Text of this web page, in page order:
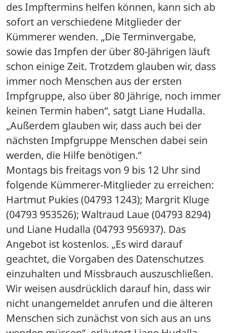
des Impftermins helfen können, kann sich ab
sofort an verschiedene Mitglieder der
Kümmerer wenden. „Die Terminvergabe,
sowie das Impfen der über 80-Jährigen läuft
schon einige Zeit. Trotzdem glauben wir, dass
immer noch Menschen aus der ersten
Impfgruppe, also über 80 Jährige, noch immer
keinen Termin haben“, satgt Liane Hudalla.
„Außerdem glauben wir, dass auch bei der
nächsten Impfgruppe Menschen dabei sein
werden, die Hilfe benötigen.“
Montags bis freitags von 9 bis 12 Uhr sind
folgende Kümmerer-Mitglieder zu erreichen:
Hartmut Pukies (04793 1243); Margrit Kluge
(04793 953526); Waltraud Laue (04793 8294)
und Liane Hudalla (04793 956937). Das
Angebot ist kostenlos. „Es wird darauf
geachtet, die Vorgaben des Datenschutzes
einzuhalten und Missbrauch auszuschließen.
Wir weisen ausdrücklich darauf hin, dass wir
nicht unangemeldet anrufen und die älteren
Menschen sich zunächst von sich aus an uns